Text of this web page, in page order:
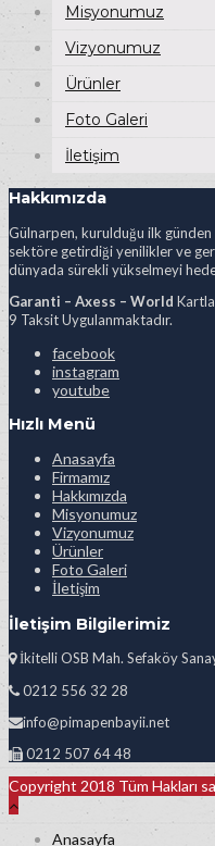
Misyonumuz
Vizyonumuz
Ürünler
Foto Galeri
İletişim
Hakkımızda
Gülnarpen, kurulduğu ilk
sektöre getirdiği yenilikler ve
dünyada sürekli yükselmeyi
Garanti – Axess – World
9 Taksit Uygulanmaktadır.
facebook
instagram
youtube
Hızlı Menü
Anasayfa
Firmamız
Hakkımızda
Misyonumuz
Vizyonumuz
Ürünler
Foto Galeri
İletişim
İletişim Bilgilerimiz
İkitelli OSB Mah. Sefaköy
0212 556 32 28
info@pimapenbayii.net
0212 507 64 48
Copyright 2018 Tüm Hakları
Anasayfa